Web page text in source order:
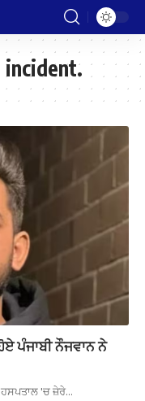
ਪੰਜਾਬੀ ਨੌਜਵਾਨ ਨੇ
ਹਸਪਤਾਲ 'ਚ ਜ਼ੇਰੇ…